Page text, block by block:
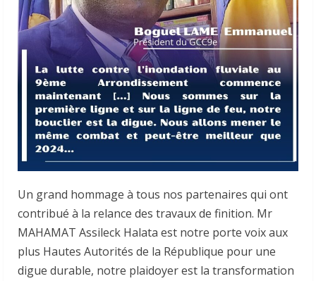
Un grand hommage à tous nos partenaires qui ont
contribué à la relance des travaux de finition. Mr
MAHAMAT Assileck Halata est notre porte voix aux
plus Hautes Autorités de la République pour une
digue durable, notre plaidoyer est la transformation